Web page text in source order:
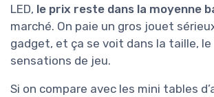
LED, le prix reste dans la moyenne
marché. On paie un gros jouet
gadget, et ça se voit dans la taille,
sensations de jeu.
Si on compare avec les mini tables